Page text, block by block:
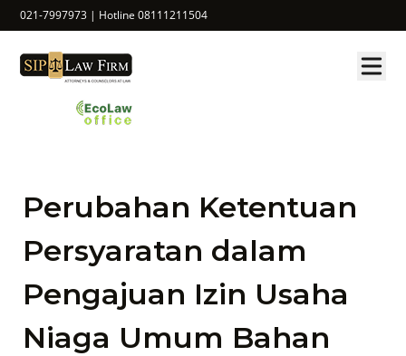
021-7997973 | Hotline 08111211504
Perubahan Ketentuan
Persyaratan dalam
Pengajuan Izin Usaha
Niaga Umum Bahan